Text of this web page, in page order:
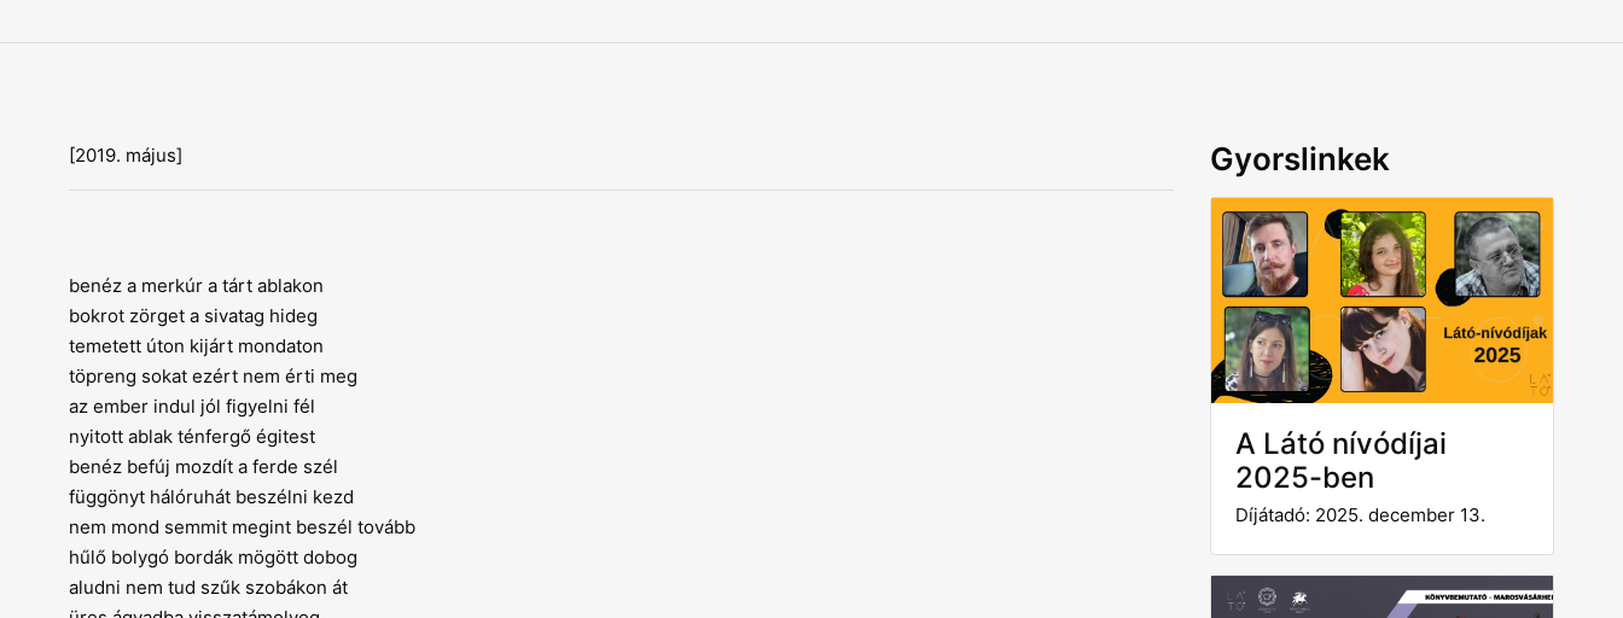
[2019. május]
benéz a merkúr a tárt ablakon
bokrot zörget a sivatag hideg
temetett úton kijárt mondaton
töpreng sokat ezért nem érti meg
az ember indul jól figyelni fél
nyitott ablak ténfergő égitest
benéz befúj mozdít a ferde szél
függönyt hálóruhát beszélni kezd
nem mond semmit megint beszél tovább
hűlő bolygó bordák mögött dobog
aludni nem tud szűk szobákon át
Gyorslinkek
A Látó nívódíjai
2025-ben
Díjátadó: 2025. december 13.